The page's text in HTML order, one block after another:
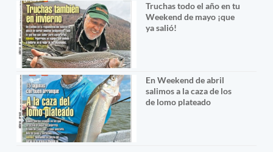
Truchas todo el año en tu
Weekend de mayo ¡que
ya salió!
En Weekend de abril
salimos a la caza de los
de lomo plateado